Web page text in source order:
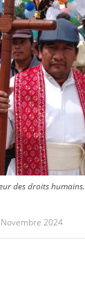
des droits humains.
2024